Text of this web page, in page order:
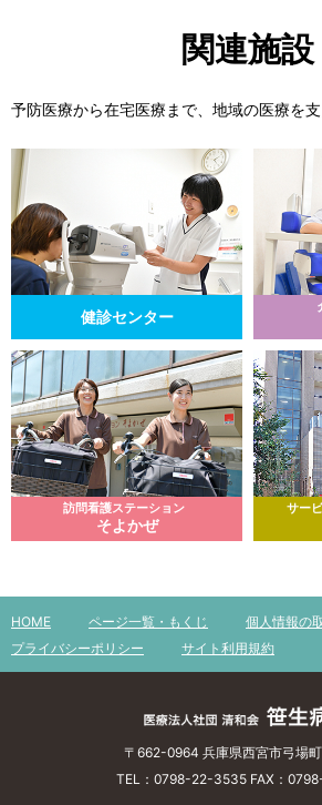
関連施設
予防医療から在宅医療まで、地域の医療を支
健診センター
訪問看護ステーション
そよかぜ
サー
HOME ページ一覧・もくじ
個人情報の
プライバシーポリシー
サイト利用規約
〒662-0964 兵庫県西宮市弓場
TEL：0798-22-3535 FAX：